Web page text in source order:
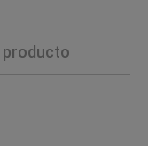
producto